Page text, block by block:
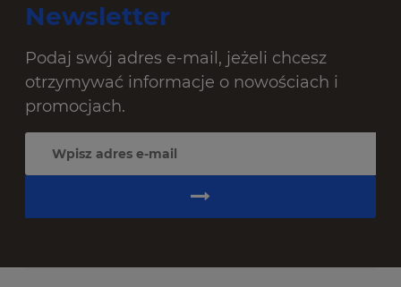
Newsletter
Podaj swój adres e-mail, jeżeli chcesz
otrzymywać informacje o nowościach i
promocjach.